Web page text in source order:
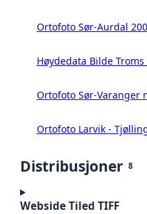
Ortofoto Sør-Aurdal
Høydedata Bilde Troms
Ortofoto Sør-Varanger
Ortofoto Larvik -
Distribusjoner 8
Webside Tiled TIFF